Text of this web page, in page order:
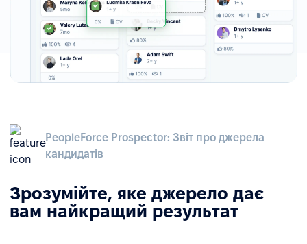
PeopleForce Prospector: Звіт про джерела
кандидатів
Зрозумійте, яке джерело дає
вам найкращий результат